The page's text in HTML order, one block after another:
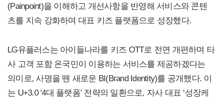
(Painpoint)을 이해하고 개선사항을 반영해 서비스와 콘텐
츠를 지속 강화하며 대표 키즈 플랫폼으로 성장했다.
LG유플러스는 아이들나라를 키즈 OTT로 전면 개편하며 타
사 고객 포함 온국민이 이용하는 서비스를 제공하겠다는
의미로, 사명을 뗀 새로운 BI(Brand Identity)를 공개했다. 이
는 U+3.0 ‘4대 플랫폼’ 전략의 일환으로, 자사 대표 ‘성장케